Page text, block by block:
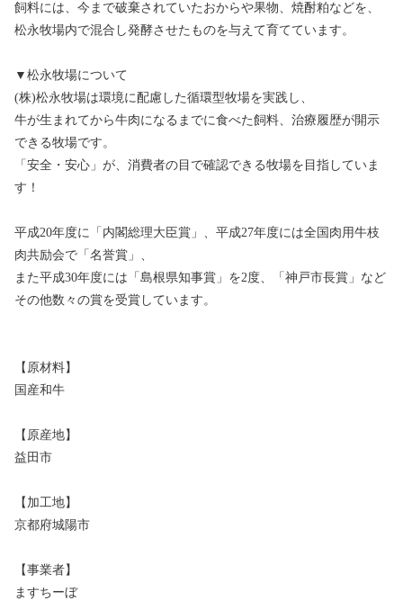
飼料には、今まで破棄されていたおからや果物、焼酎粕などを、
松永牧場内で混合し発酵させたものを与えて育てています。
▼松永牧場について
(株)松永牧場は環境に配慮した循環型牧場を実践し、
牛が生まれてから牛肉になるまでに食べた飼料、治療履歴が開示
できる牧場です。
「安全・安心」が、消費者の目で確認できる牧場を目指していま
す！
平成20年度に「内閣総理大臣賞」、平成27年度には全国肉用牛枝
肉共励会で「名誉賞」、
また平成30年度には「島根県知事賞」を2度、「神戸市長賞」など
その他数々の賞を受賞しています。
【原材料】
国産和牛
【原産地】
益田市
【加工地】
京都府城陽市
【事業者】
ますちーぼ